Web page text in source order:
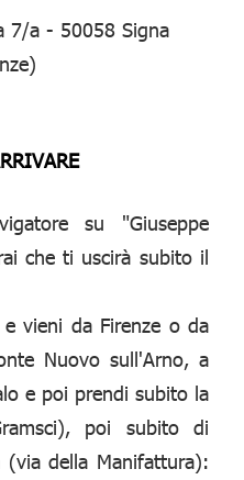
7/a - 50058 Signa
su "Giuseppe
che ti uscirà subito il
vieni da Firenze o da
Nuovo sull'Arno, a
e poi prendi subito la
poi subito di
della Manifattura):